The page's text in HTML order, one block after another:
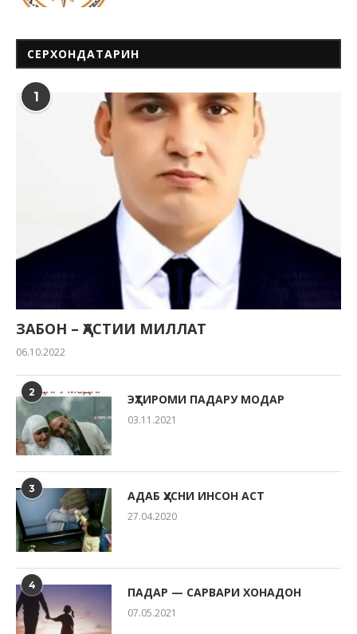
СЕРХОНДАТАРИН
1
ЗАБОН – ҲАСТИИ МИЛЛАТ
06.10.2022
2 ЭҲТИРОМИ ПАДАРУ МОДАР
03.11.2021
3 АДАБ ҲУСНИ ИНСОН АСТ
27.04.2020
4 ПАДАР — САРВАРИ ХОНАДОН
07.05.2021